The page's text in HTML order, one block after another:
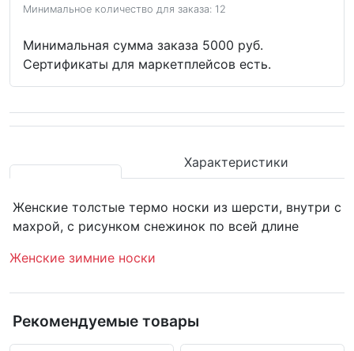
Минимальное количество для заказа: 12
Минимальная сумма заказа 5000 руб.
Сертификаты для маркетплейсов есть.
Характеристики
Женские толстые термо носки из шерсти, внутри с
махрой, с рисунком снежинок по всей длине
Женские зимние носки
Рекомендуемые товары